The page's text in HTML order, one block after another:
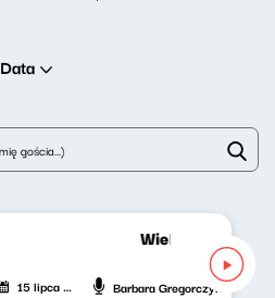
Data
Wielki świat
15 lipca 2023 Barbara Gregorczyk